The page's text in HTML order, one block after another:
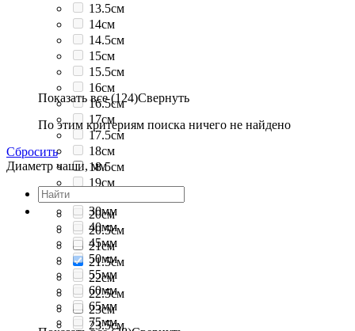
13.5см
14см
14.5см
15см
15.5см
16см
16.5см
17см
17.5см
18см
18.5см
19см
20см
20.5см
21см
21.5см
22см
22.5см
23см
23.5см
Показать все (124)Свернуть
По этим критериям поиска ничего не найдено
Сбросить
Диаметр чаши, мм
30мм
40мм
45мм
50мм
55мм
60мм
65мм
75мм